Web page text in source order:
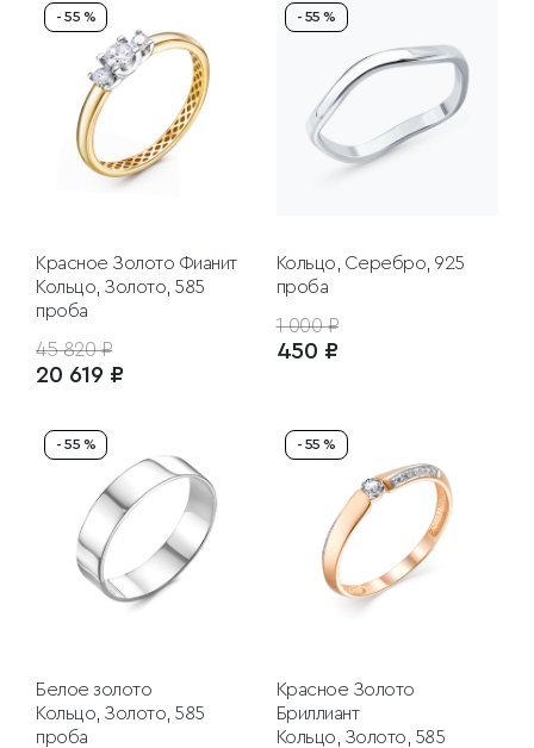
- 55 %
Красное Золото Фианит
Кольцо, Золото, 585
проба
45 820 ₽
20 619 ₽
- 55 %
Кольцо, Серебро, 925
проба
1 000 ₽
450 ₽
- 55 %
Белое золото
Кольцо, Золото, 585
проба
- 55 %
Красное Золото
Бриллиант
Кольцо, Золото, 585